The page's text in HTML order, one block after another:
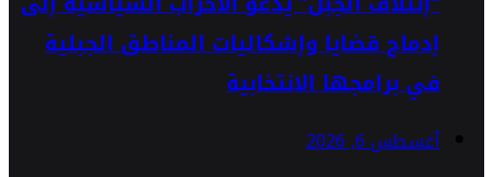
إدماج قضايا وإشكاليات المناطق الجبلية
في برامجها الانتخابية
أغسطس 6, 2026